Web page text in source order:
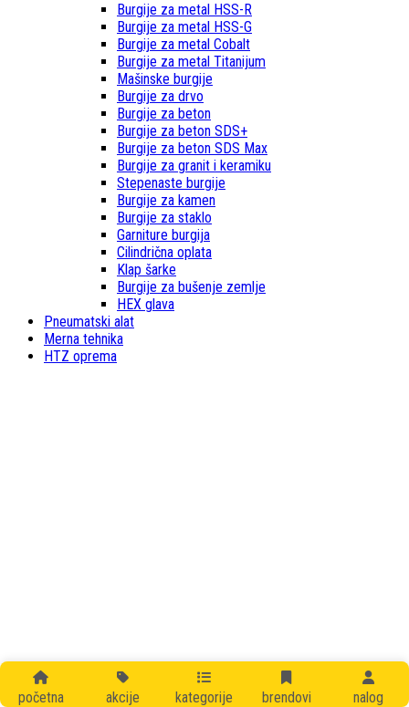
početna akcije kategorije brendovi nalog
Burgije za metal HSS-R
Burgije za metal HSS-G
Burgije za metal Cobalt
Burgije za metal Titanijum
Mašinske burgije
Burgije za drvo
Burgije za beton
Burgije za beton SDS+
Burgije za beton SDS Max
Burgije za granit i keramiku
Stepenaste burgije
Burgije za kamen
Burgije za staklo
Garniture burgija
Cilindrična oplata
Klap šarke
Burgije za bušenje zemlje
HEX glava
Pneumatski alat
Merna tehnika
HTZ oprema